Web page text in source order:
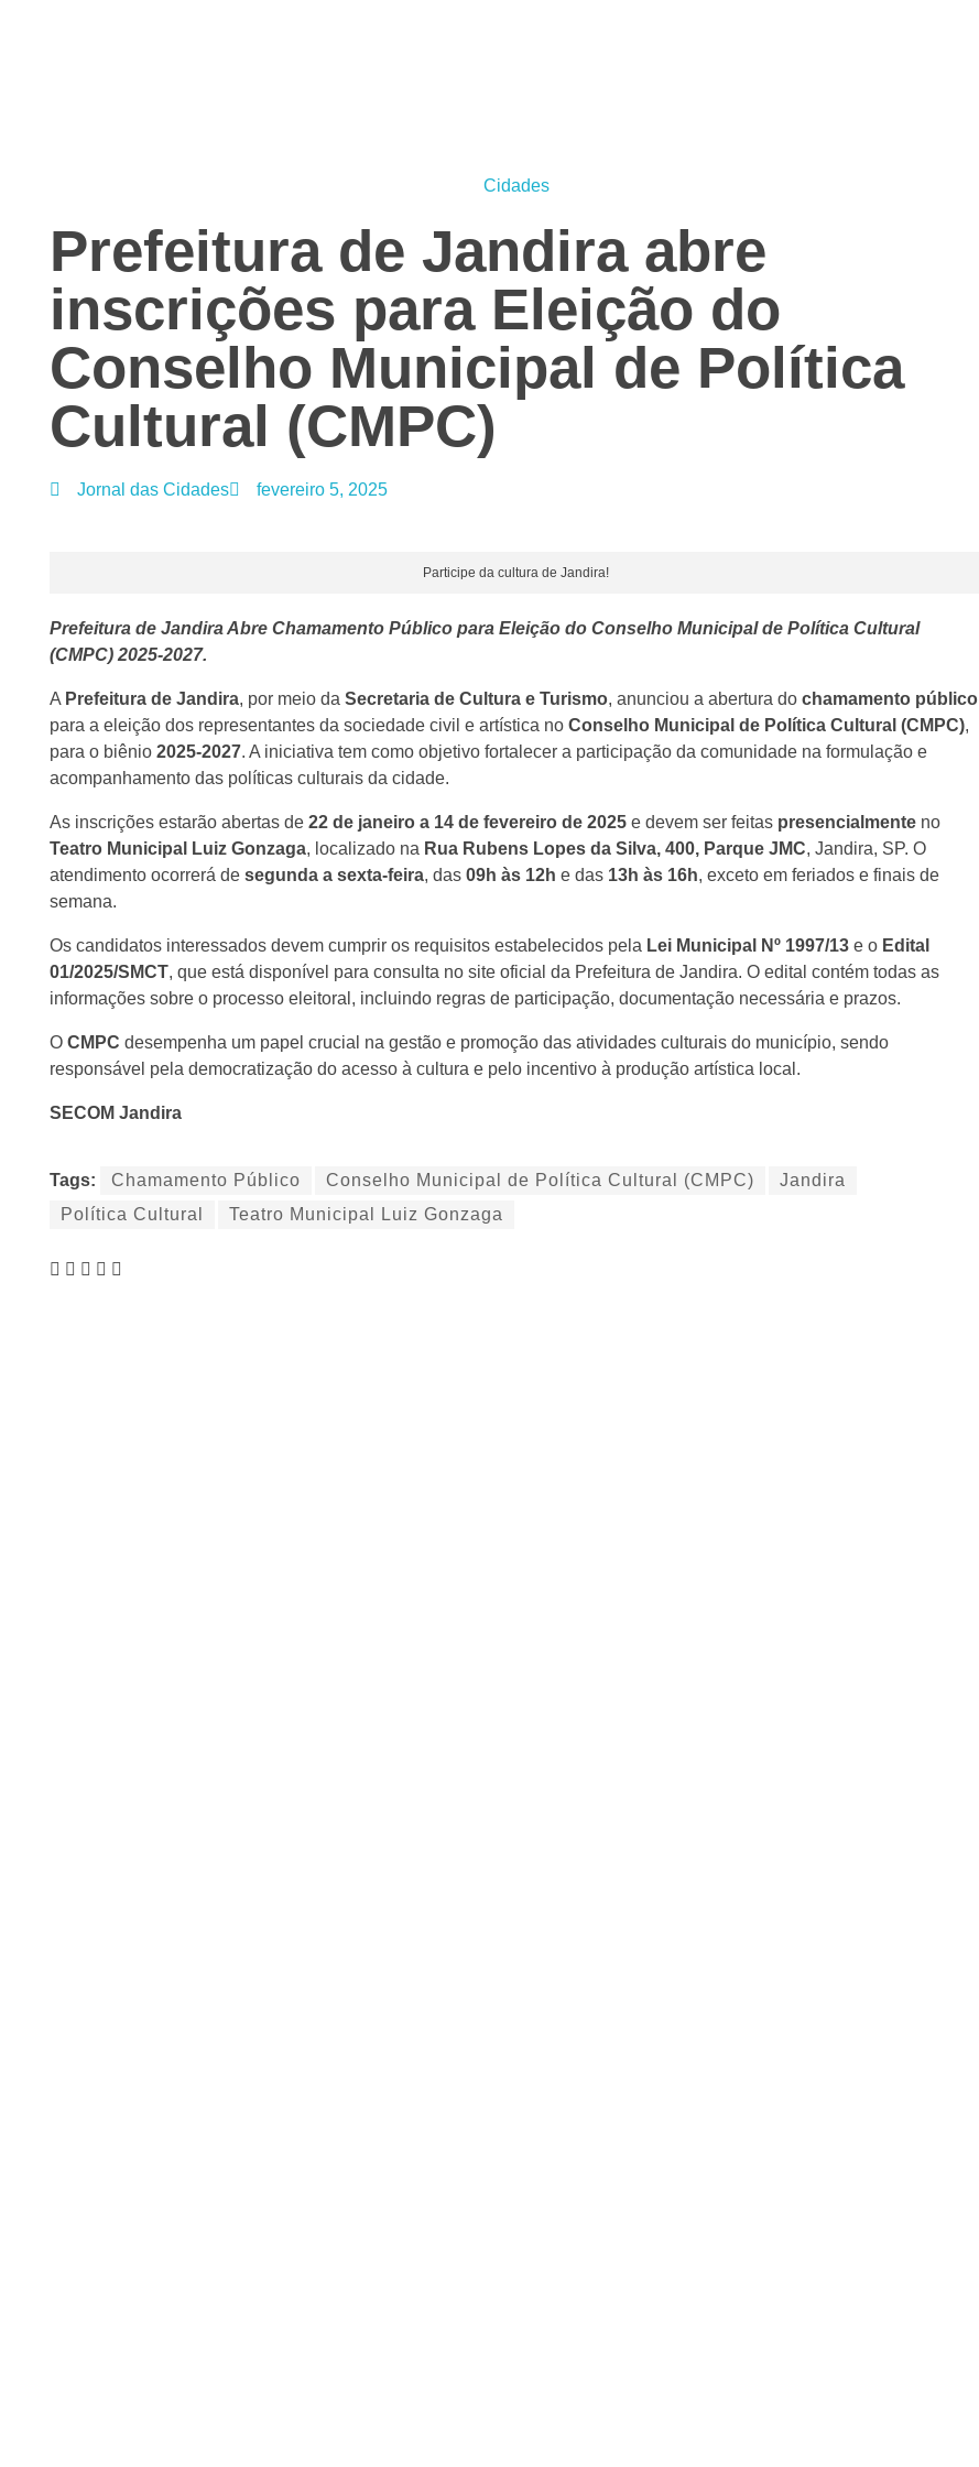
Cidades
Prefeitura de Jandira abre
inscrições para Eleição do
Conselho Municipal de Política
Cultural (CMPC)
Jornal das Cidades fevereiro 5, 2025
Participe da cultura de Jandira!
Prefeitura de Jandira Abre Chamamento Público para Eleição do Conselho Municipal de Política Cultural
(CMPC) 2025-2027.
A Prefeitura de Jandira, por meio da Secretaria de Cultura e Turismo, anunciou a abertura do chamamento público
para a eleição dos representantes da sociedade civil e artística no Conselho Municipal de Política Cultural (CMPC),
para o biênio 2025-2027. A iniciativa tem como objetivo fortalecer a participação da comunidade na formulação e
acompanhamento das políticas culturais da cidade.
As inscrições estarão abertas de 22 de janeiro a 14 de fevereiro de 2025 e devem ser feitas presencialmente no
Teatro Municipal Luiz Gonzaga, localizado na Rua Rubens Lopes da Silva, 400, Parque JMC, Jandira, SP. O
atendimento ocorrerá de segunda a sexta-feira, das 09h às 12h e das 13h às 16h, exceto em feriados e finais de
semana.
Os candidatos interessados devem cumprir os requisitos estabelecidos pela Lei Municipal Nº 1997/13 e o Edital
01/2025/SMCT, que está disponível para consulta no site oficial da Prefeitura de Jandira. O edital contém todas as
informações sobre o processo eleitoral, incluindo regras de participação, documentação necessária e prazos.
O CMPC desempenha um papel crucial na gestão e promoção das atividades culturais do município, sendo
responsável pela democratização do acesso à cultura e pelo incentivo à produção artística local.
SECOM Jandira
Tags: Chamamento Público Conselho Municipal de Política Cultural (CMPC)
Jandira
Política Cultural
Teatro Municipal Luiz Gonzaga